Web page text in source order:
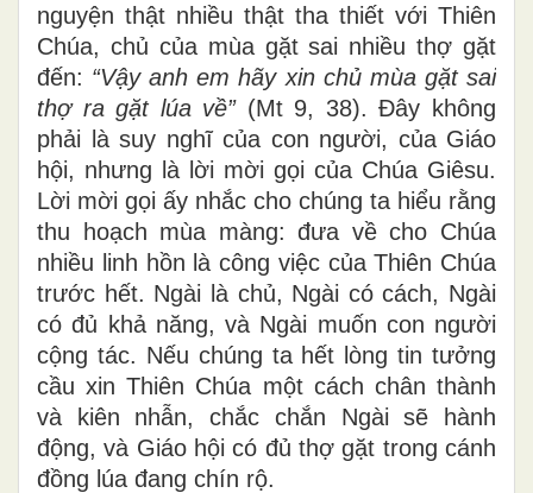
nguyện thật nhiều thật tha thiết với Thiên
Chúa, chủ của mùa gặt sai nhiều thợ gặt
đến: “Vậy anh em hãy xin chủ mùa gặt sai
thợ ra gặt lúa về”(Mt 9, 38). Đây không
phải là suy nghĩ của con người, của Giáo
hội, nhưng là lời mời gọi của Chúa Giêsu.
Lời mời gọi ấy nhắc cho chúng ta hiểu rằng
thu hoạch mùa màng: đưa về cho Chúa
nhiều linh hồn là công việc của Thiên Chúa
trước hết. Ngài là chủ, Ngài có cách, Ngài
có đủ khả năng, và Ngài muốn con người
cộng tác. Nếu chúng ta hết lòng tin tưởng
cầu xin Thiên Chúa một cách chân thành
và kiên nhẫn, chắc chắn Ngài sẽ hành
động, và Giáo hội có đủ thợ gặt trong cánh
đồng lúa đang chín rộ.